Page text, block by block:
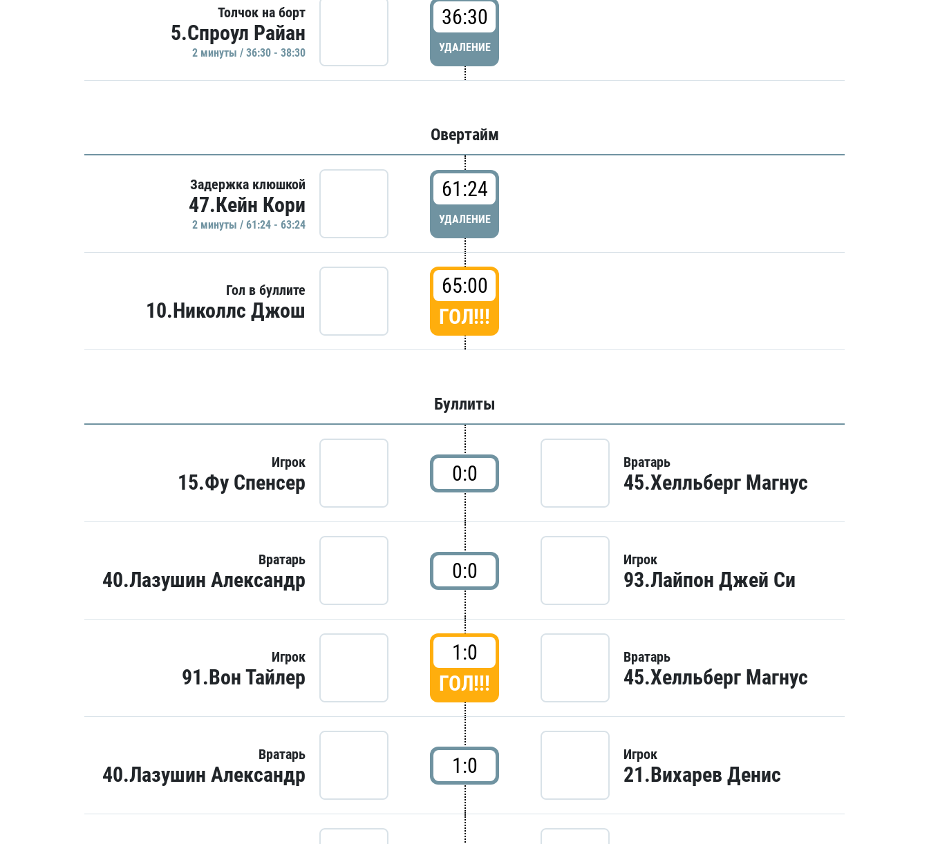
Толчок на борт
5.Спроул Райан
2 минуты / 36:30 - 38:30
36:30
УДАЛЕНИЕ
Овертайм
Задержка клюшкой
47.Кейн Кори
2 минуты / 61:24 - 63:24
61:24
УДАЛЕНИЕ
Гол в буллите
10.Николлс Джош
65:00
ГОЛ!!!
Буллиты
Игрок
15.Фу Спенсер 0:0 Вратарь
45.Хелльберг Магнус
Вратарь
40.Лазушин Александр 0:0 Игрок
93.Лайпон Джей Си
Игрок
91.Вон Тайлер
1:0
ГОЛ!!!
Вратарь
45.Хелльберг Магнус
Вратарь
40.Лазушин Александр 1:0 Игрок
21.Вихарев Денис